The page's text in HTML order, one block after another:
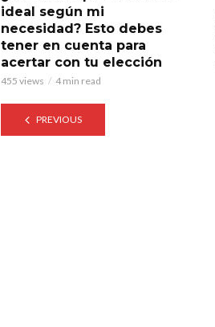
ideal según mi
necesidad? Esto debes
tener en cuenta para
acertar con tu elección
455 views 4 min read
PREVIOUS